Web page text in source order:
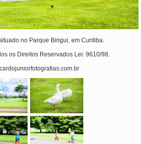
no Parque Birigui, em Curitiba.
os Direitos Reservados Lei: 9610/98.